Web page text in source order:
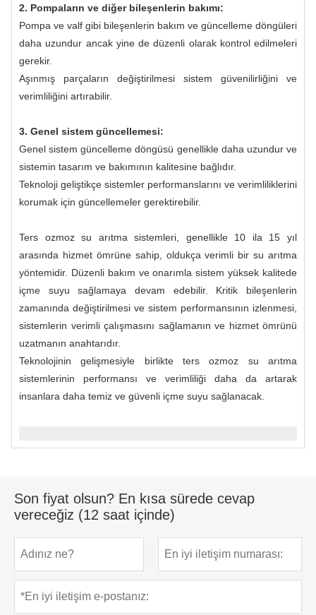
2. Pompaların ve diğer bileşenlerin bakımı:
Pompa ve valf gibi bileşenlerin bakım ve güncelleme döngüleri
daha uzundur ancak yine de düzenli olarak kontrol edilmeleri
gerekir.
Aşınmış parçaların değiştirilmesi sistem güvenilirliğini ve
verimliliğini artırabilir.
3. Genel sistem güncellemesi:
Genel sistem güncelleme döngüsü genellikle daha uzundur ve
sistemin tasarım ve bakımının kalitesine bağlıdır.
Teknoloji geliştikçe sistemler performanslarını ve verimliliklerini
korumak için güncellemeler gerektirebilir.
Ters ozmoz su arıtma sistemleri, genellikle 10 ila 15 yıl
arasında hizmet ömrüne sahip, oldukça verimli bir su arıtma
yöntemidir. Düzenli bakım ve onarımla sistem yüksek kalitede
içme suyu sağlamaya devam edebilir. Kritik bileşenlerin
zamanında değiştirilmesi ve sistem performansının izlenmesi,
sistemlerin verimli çalışmasını sağlamanın ve hizmet ömrünü
uzatmanın anahtarıdır.
Teknolojinin gelişmesiyle birlikte ters ozmoz su arıtma
sistemlerinin performansı ve verimliliği daha da artarak
insanlara daha temiz ve güvenli içme suyu sağlanacak.
Son fiyat olsun? En kısa sürede cevap
vereceğiz (12 saat içinde)